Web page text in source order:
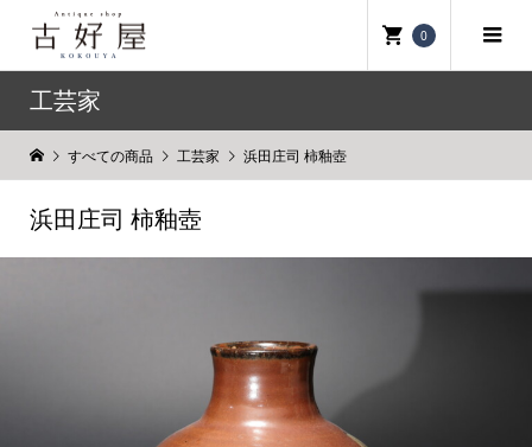
0
工芸家
すべての商品 工芸家 浜田庄司 柿釉壺
浜田庄司 柿釉壺